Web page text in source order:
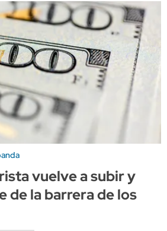
vuelve a subir y
de la barrera de los